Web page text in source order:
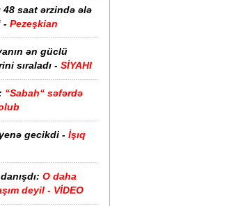
48 saat ərzində ələ
- Pezeşkian
ən güclü
sıraladı - SİYAHI
“Sabah“ səfərdə
gecikdi - İşıq
O daha
deyil - VİDEO